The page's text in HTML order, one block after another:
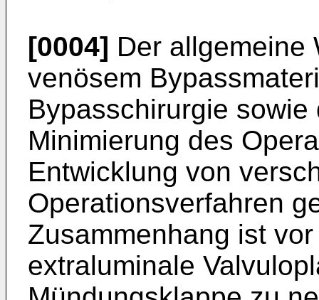
[0004] Der allgemeine
venösem
Bypasschirurgie
Minimierung des
Entwicklung von
Operationsverfahren
Zusammenhang ist
extraluminale